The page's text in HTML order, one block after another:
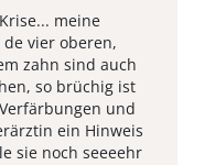
meine
vier oberen,
zahn sind auch
so brüchig ist
und
ein Hinweis
sie noch seeeehr